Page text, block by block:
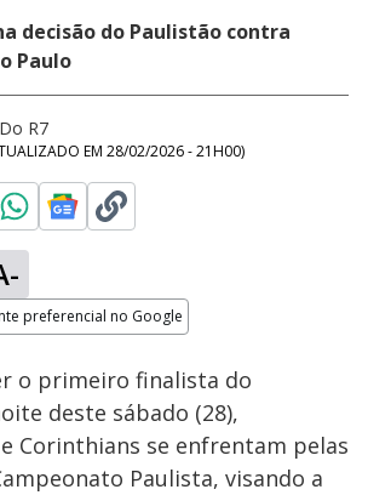
decisão do Paulistão contra
Paulo
Do R7
EM 28/02/2026 - 21H00)
preferencial no Google
o primeiro finalista do
deste sábado (28),
Corinthians se enfrentam pelas
Paulista, visando a